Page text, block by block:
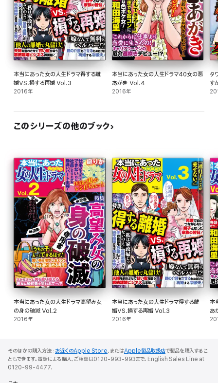
本当にあった女の人生ドラマ得する離
婚VS.損する再婚 Vol.3
2016年
本当にあった女の人生ドラマ40女の悪
あがき Vol.4
2016年
タ
す
このシリーズの他のブック
本当にあった女の人生ドラマ高望み女
の身の破滅 Vol.2
2016年
本当にあった女の人生ドラマ得する離
婚VS.損する再婚 Vol.3
2016年
本
あ
そのほかの購入方法： お近くのApple Store、またはApple製品取扱店で製品を購入するこ
ともできます。電話による購入、ご相談は0120-993-993まで。English Sales Line at
0120-99-4477.